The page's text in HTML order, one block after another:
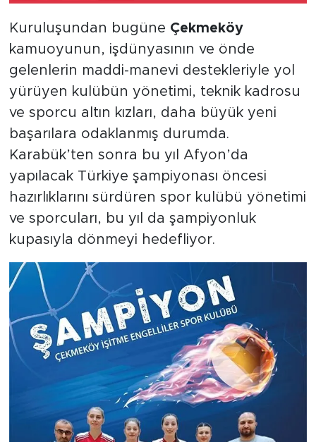
Kuruluşundan bugüne Çekmeköy
kamuoyunun, işdünyasının ve önde
gelenlerin maddi-manevi destekleriyle yol
yürüyen kulübün yönetimi, teknik kadrosu
ve sporcu altın kızları, daha büyük yeni
başarılara odaklanmış durumda.
Karabük’ten sonra bu yıl Afyon’da
yapılacak Türkiye şampiyonası öncesi
hazırlıklarını sürdüren spor kulübü yönetimi
ve sporcuları, bu yıl da şampiyonluk
kupasıyla dönmeyi hedefliyor.